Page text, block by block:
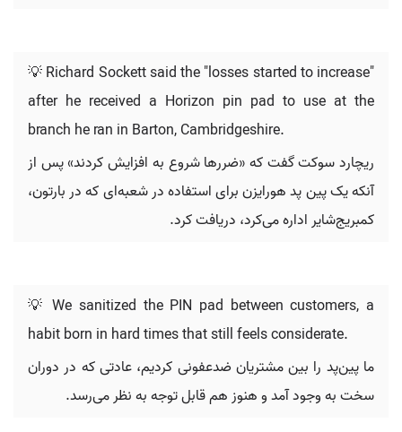
💡 Richard Sockett said the "losses started to increase"
after he received a Horizon pin pad to use at the
branch he ran in Barton, Cambridgeshire.
ریچارد سوکت گفت که «ضررها شروع به افزایش کردند» پس از
آنکه یک پین پد هورایزن برای استفاده در شعبه‌ای که در بارتون،
کمبریج‌شایر اداره می‌کرد، دریافت کرد.
💡 We sanitized the PIN pad between customers, a
habit born in hard times that still feels considerate.
ما پین‌پد را بین مشتریان ضدعفونی کردیم، عادتی که در دوران
سخت به وجود آمد و هنوز هم قابل توجه به نظر می‌رسد.